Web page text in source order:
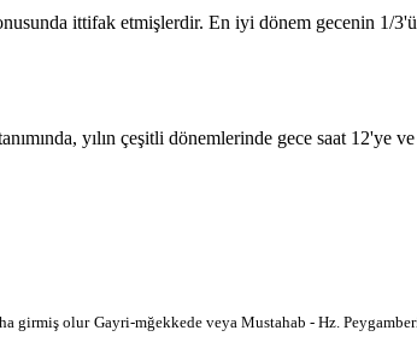
ittifak etmişlerdir. En iyi dönem gecenin 1/
yılın çeşitli dönemlerinde gece saat 12'ye
girmiş olur Gayri-mğekkede veya Mustahab - Hz.